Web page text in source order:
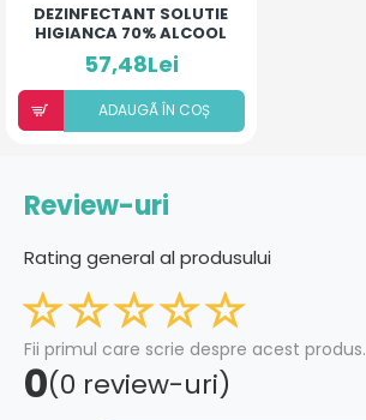
DEZINFECTANT SOLUTIE
HIGIANCA 70% ALCOOL
CU U. SI ACID
HIALURONIC 1000 ML
57,48Lei
ADAUGÃ ÎN COȘ
Review-uri
Rating general al produsului
Fii primul care scrie despre acest produs.
0(0 review-uri)